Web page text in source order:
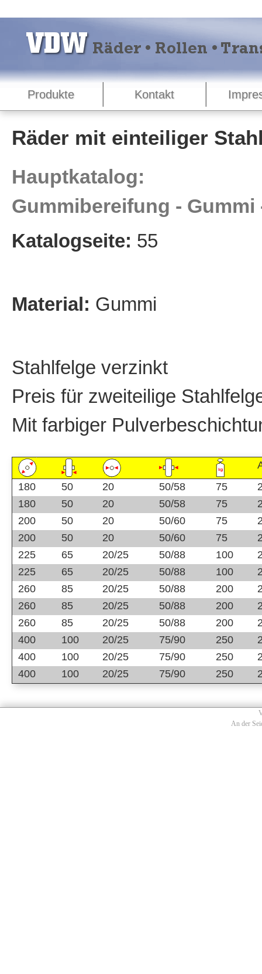
Produkte Kontakt
Räder mit einteiliger
Hauptkatalog:
Gummibereifung -
Katalogseite: 55
Material: Gummi
Stahlfelge verzinkt
Preis für zweiteilige
Mit farbiger
180
50 20 50/58 75
180
50 20 50/58 75
200
50 20 50/60 75
200
50 20 50/60 75
225
65 20/25 50/88 100
225
65 20/25 50/88 100
260
85 20/25 50/88 200
260
85 20/25 50/88 200
260
85 20/25 50/88 200
400
100 20/25 75/90 250
400
100 20/25 75/90 250
400
100 20/25 75/90 250
An der